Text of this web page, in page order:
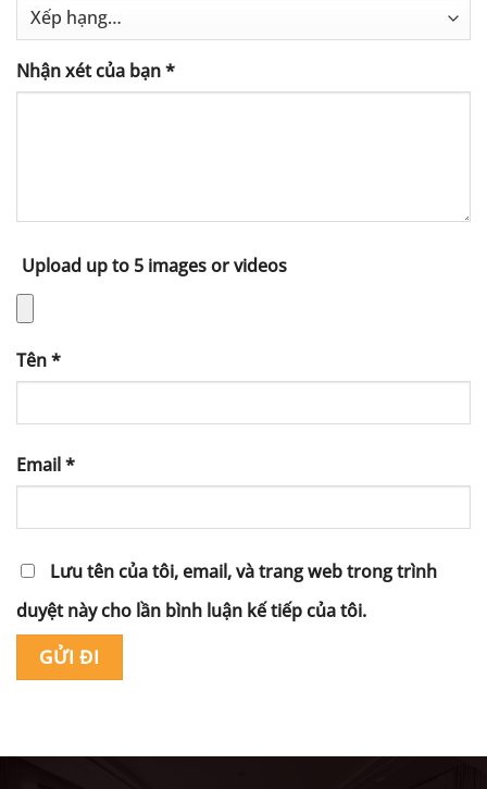
Nhận xét của bạn*
Upload up to 5 images or videos
Tên*
Email*
Lưu tên của tôi, email, và trang web trong trình
duyệt này cho lần bình luận kế tiếp của tôi.